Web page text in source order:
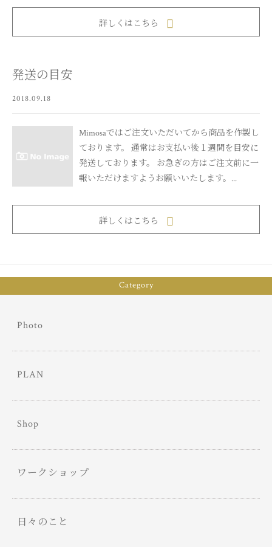
詳しくはこちら
発送の目安
2018.09.18
Mimosaではご注文いただいてから商品を作製し
ております。 通常はお支払い後１週間を目安に
発送しております。 お急ぎの方はご注文前に一
報いただけますようお願いいたします。...
詳しくはこちら
Category
Photo
PLAN
Shop
ワークショップ
日々のこと